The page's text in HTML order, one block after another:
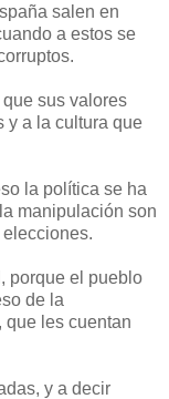
salen en
a estos se
sus valores
y a la cultura que
la política se ha
manipulación son
porque el pueblo
de la
que les cuentan
y a decir